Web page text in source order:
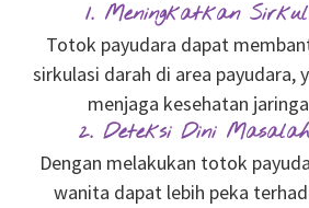
1. Meningkatkan
Totok payudara dapat
sirkulasi darah di area payudara,
menjaga kesehatan
2. Deteksi Dini
Dengan melakukan totok
wanita dapat lebih peka